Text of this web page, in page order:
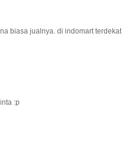
biasa jualnya. di indomart terdekat
:p